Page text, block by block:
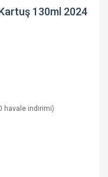
130ml 2024
havale indirimi)